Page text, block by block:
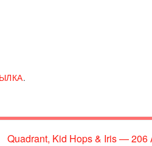
.
Quadrant, Kid Hops & Iris — 206